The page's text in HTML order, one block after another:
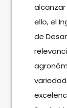
ello, el
de